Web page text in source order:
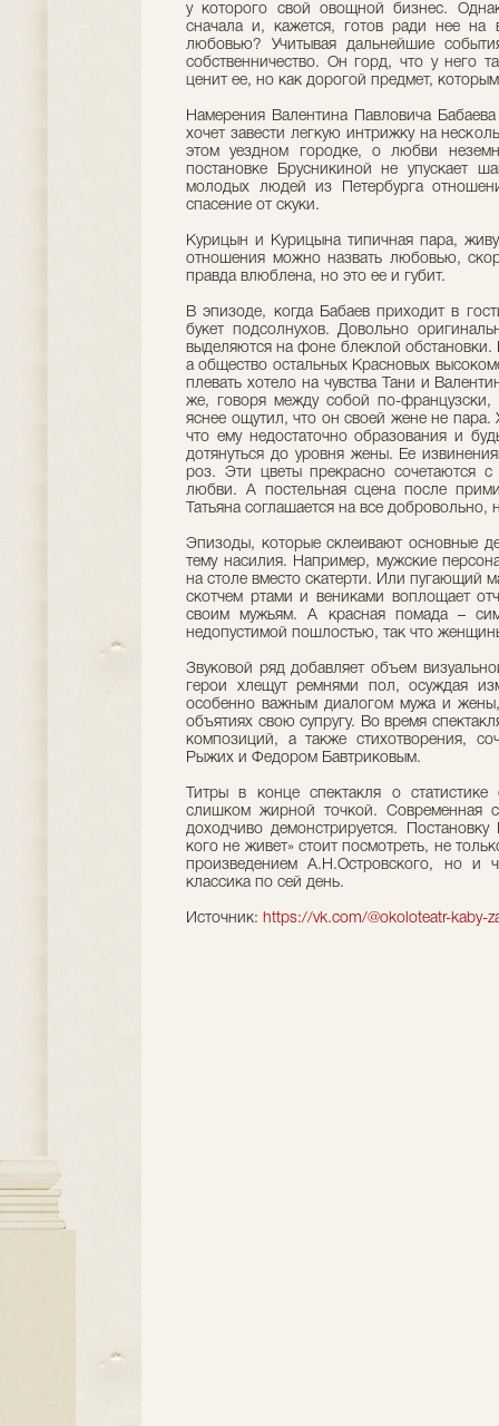
у которого свой овощной бизнес.
сначала и, кажется, готов ради нее на
любовью? Учитывая дальнейшие
собственничество. Он горд, что у него
ценит ее, но как дорогой предмет,
Намерения Валентина Павловича
хочет завести легкую интрижку на
этом уездном городке, о любви
постановке Брусникиной не упускает
молодых людей из Петербурга
спасение от скуки.
Курицын и Курицына типичная пара,
отношения можно назвать любовью,
правда влюблена, но это ее и губит.
В эпизоде, когда Бабаев приходит в
букет подсолнухов. Довольно
выделяются на фоне блеклой обстановки.
а общество остальных Красновых
плевать хотело на чувства Тани и
же, говоря между собой по-
яснее ощутил, что он своей жене не
что ему недостаточно образования и
дотянуться до уровня жены. Ее
роз. Эти цветы прекрасно сочетаются
любви. А постельная сцена после
Татьяна соглашается на все добровольно,
Эпизоды, которые склеивают основные
тему насилия. Например, мужские
на столе вместо скатерти. Или пугающий
скотчем ртами и вениками воплощает
своим мужьям. А красная помада –
недопустимой пошлостью, так что
Звуковой ряд добавляет объем
герои хлещут ремнями пол, осуждая
особенно важным диалогом мужа и
объятиях свою супругу. Во время
композиций, а также стихотворения,
Рыжих и Федором Бавтриковым.
Титры в конце спектакля о
слишком жирной точкой. Современная
доходчиво демонстрируется.
кого не живет» стоит посмотреть, не
произведением А.Н.Островского, но и
классика по сей день.
Источник: https://vk.com/@okoloteatr-kaby-